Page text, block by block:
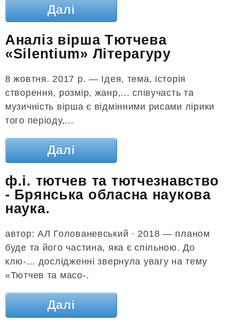
Далі
Аналіз вірша Тютчева
«Silentium» Літерагуру
8 жовтня. 2017 р. — Ідея, тема, історія
створення, розмір, жанр,... співучасть та
музичність вірша є відмінними рисами лірики
того періоду,...
Далі
ф.і. тютчев та тютчезнавство
- Брянська обласна наукова
наука.
автор: АЛ Голованевський · 2018 — планом
буде та його частина, яка є спільною. До
клю-... дослідженні звернула увагу на тему
«Тютчев та масо-.
Далі